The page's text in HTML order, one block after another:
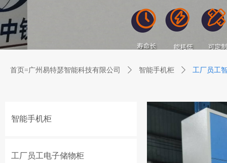
首页=广州易特瑟智能科技有限公司 ꄲ 智能手机柜 ꄲ 工厂员工
智能手机柜
工厂员工电子储物柜